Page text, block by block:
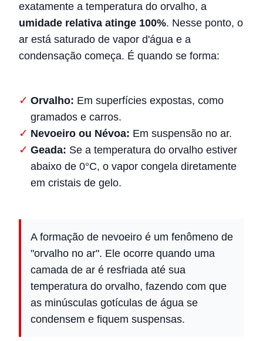
exatamente a temperatura do orvalho, a
umidade relativa atinge 100%. Nesse ponto, o
ar está saturado de vapor d'água e a
condensação começa. É quando se forma:
Orvalho: Em superfícies expostas, como
gramados e carros.
Nevoeiro ou Névoa: Em suspensão no ar.
Geada: Se a temperatura do orvalho estiver
abaixo de 0°C, o vapor congela diretamente
em cristais de gelo.
A formação de nevoeiro é um fenômeno de
"orvalho no ar". Ele ocorre quando uma
camada de ar é resfriada até sua
temperatura do orvalho, fazendo com que
as minúsculas gotículas de água se
condensem e fiquem suspensas.